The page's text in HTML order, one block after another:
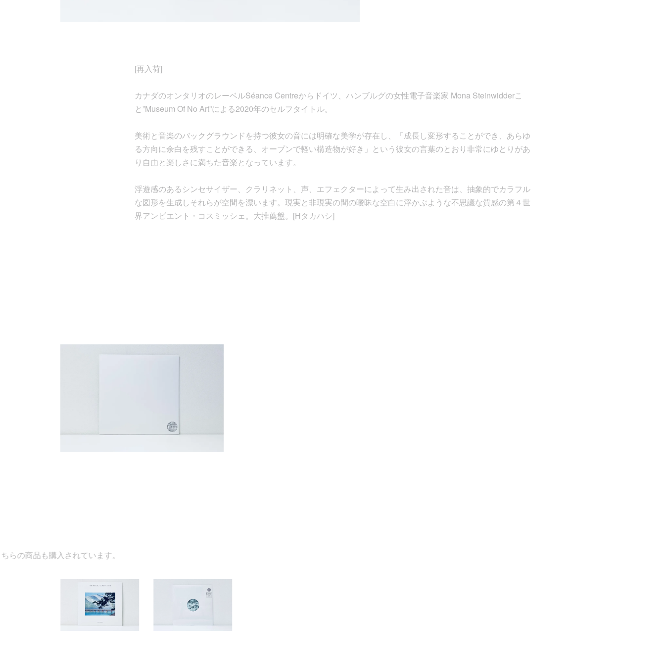
[再入荷]
カナダのオンタリオのレーベルSéance Centreからドイツ、ハンブルグの女性電子音楽家 Mona Steinwidderこ
と”Museum Of No Art”による2020年のセルフタイトル。
美術と音楽のバックグラウンドを持つ彼女の音には明確な美学が存在し、「成長し変形することができ、あらゆ
る方向に余白を残すことができる、オープンで軽い構造物が好き」という彼女の言葉のとおり非常にゆとりがあ
り自由と楽しさに満ちた音楽となっています。
浮遊感のあるシンセサイザー、クラリネット、声、エフェクターによって生み出された音は、抽象的でカラフル
な図形を生成しそれらが空間を漂います。現実と非現実の間の曖昧な空白に浮かぶような不思議な質感の第４世
界アンビエント・コスミッシェ。大推薦盤。[Hタカハシ]
れています。